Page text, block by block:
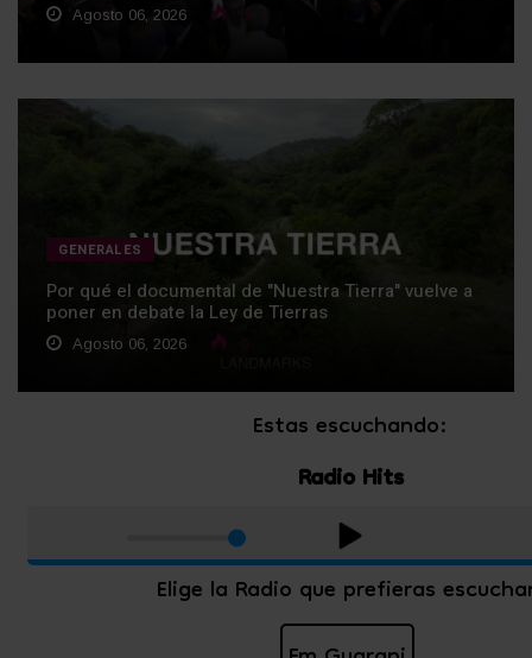
Agosto 06, 2026
GENERALES
Por qué el documental de "Nuestra Tierra" vuelve a
poner en debate la Ley de Tierras
Agosto 06, 2026 0